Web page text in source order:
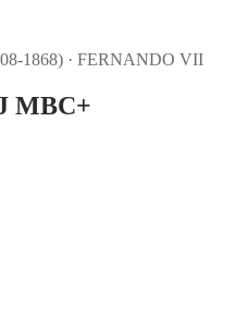
1868) · FERNANDO VII
MBC+